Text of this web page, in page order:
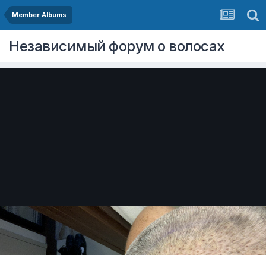
Member Albums
Независимый форум о волосах